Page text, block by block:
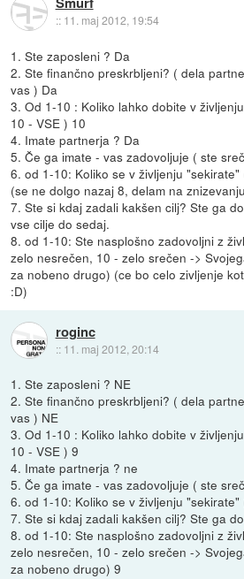
:: 11. maj 2012, 19:54
1. Ste zaposleni ? Da
2. Ste finančno preskrbljeni? ( dela
vas ) Da
3. Od 1-10 : Koliko lahko dobite v
10 - VSE ) 10
4. Imate partnerja ? Da
5. Če ga imate - vas zadovoljuje ( ste
6. od 1-10: Koliko se v življenju
(se ne dolgo nazaj 8, delam na
7. Ste si kdaj zadali kakšen cilj? Ste ga
vse cilje do sedaj.
8. od 1-10: Ste nasplošno zadovoljni z
zelo nesrečen, 10 - zelo srečen ->
za nobeno drugo) (ce bo celo zivljenje
:D)
roginc
:: 11. maj 2012, 20:14
1. Ste zaposleni ? NE
2. Ste finančno preskrbljeni? ( dela
vas ) NE
3. Od 1-10 : Koliko lahko dobite v
10 - VSE ) 9
4. Imate partnerja ? ne
5. Če ga imate - vas zadovoljuje ( ste
6. od 1-10: Koliko se v življenju
7. Ste si kdaj zadali kakšen cilj? Ste ga
8. od 1-10: Ste nasplošno zadovoljni z
zelo nesrečen, 10 - zelo srečen ->
za nobeno drugo) 9